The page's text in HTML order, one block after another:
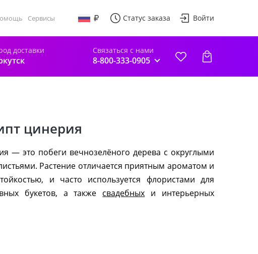
Сервисы Статус заказа Войти
доставки Связаться с нами
8-800-333-0905
цинерия
— это побеги вечнозелёного дерева с округлыми
Растение отличается приятным ароматом и
и часто используется флористами для
букетов, а также свадебных и интерьерных